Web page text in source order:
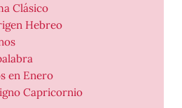
Clásico
Hebreo
en Enero
Capricornio